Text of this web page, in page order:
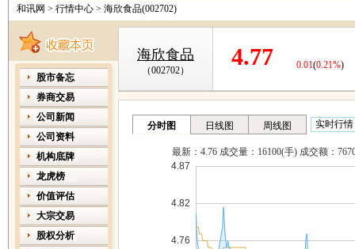
和讯网 > 行情中心 > 海欣食品(002702)
股市备忘
券商交易
公司新闻
公司资料
机构底牌
龙虎榜
价值评估
大宗交易
股权分析
海欣食品
（002702）
4.77 0.01(0.21%)